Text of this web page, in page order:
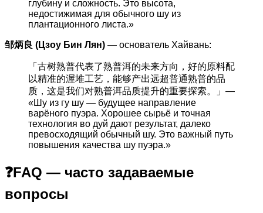
глубину и сложность. Это высота,
недостижимая для обычного шу из
плантационного листа.»
邹炳良 (Цзоу Бин Лян) — основатель Хайвань:
「古树熟普代表了熟普洱的未来方向，好的原料配
以精准的渥堆工艺，能够产出远超普通熟普的品
质，这是我们对熟普洱品质提升的重要探索。」—
«Шу из гу шу — будущее направление
варёного пуэра. Хорошее сырьё и точная
технология во дуй дают результат, далеко
превосходящий обычный шу. Это важный путь
повышения качества шу пуэра.»
❓FAQ — часто задаваемые
вопросы